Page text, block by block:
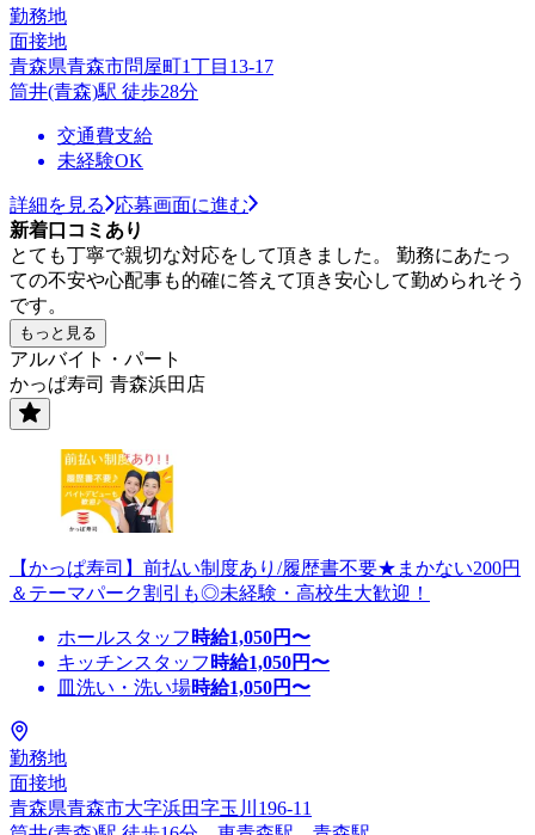
勤務地
面接地
青森県青森市問屋町1丁目13-17
筒井(青森)駅 徒歩28分
交通費支給
未経験OK
詳細を見る
応募画面に進む
新着口コミあり
とても丁寧で親切な対応をして頂きました。 勤務にあたっ
ての不安や心配事も的確に答えて頂き安心して勤められそう
です。
もっと見る
アルバイト・パート
かっぱ寿司 青森浜田店
【かっぱ寿司】前払い制度あり/履歴書不要★まかない200円
＆テーマパーク割引も◎未経験・高校生大歓迎！
ホールスタッフ 時給1,050円〜
キッチンスタッフ 時給1,050円〜
皿洗い・洗い場時給1,050円〜
勤務地
面接地
青森県青森市大字浜田字玉川196-11